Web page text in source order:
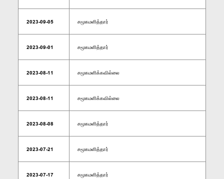
2023-09-05 சமூகமளித்தார்
2023-09-01 சமூகமளித்தார்
2023-08-11 சமூகமளிக்கவில்லை
2023-08-11 சமூகமளிக்கவில்லை
2023-08-08 சமூகமளித்தார்
2023-07-21 சமூகமளித்தார்
2023-07-17 சமூகமளித்தார்